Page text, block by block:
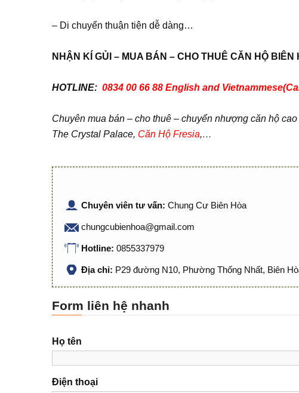
– Di chuyển thuận tiện dễ dàng…
NHẬ N KÍ GỦ I – MUA BÁN – CHO THUÊ CĂ N HỘ BIÊN
HOTLINE: 0834 00 66 88 English and
Chuyên mua bán – cho thuê – chuyển nhượng căn hộ
The Crystal Palace, Căn Hộ Fresia,…
Chuyên viên tư vấn: Chung Cư Biên Hòa
chungcubienhoa@gmail.com
Hotline: 0855337979
Địa chỉ: P29 đường N10, Phường Thống Nhất, Biên
Form liên hệ nhanh
Họ tên
Điện thoại